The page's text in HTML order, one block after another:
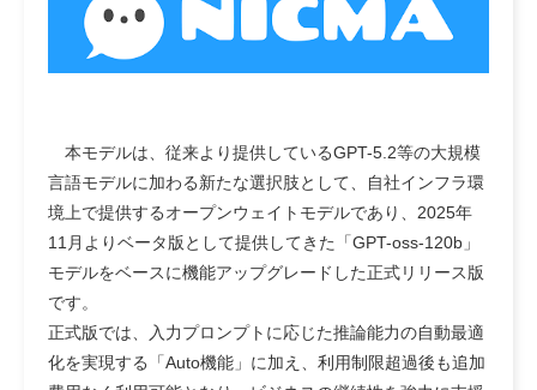
本モデルは、従来より提供しているGPT-5.2等の大規模
言語モデルに加わる新たな選択肢として、自社インフラ環
境上で提供するオープンウェイトモデルであり、2025年
11月よりベータ版として提供してきた「GPT-oss-120b」
モデルをベースに機能アップグレードした正式リリース版
です。
正式版では、入力プロンプトに応じた推論能力の自動最適
化を実現する「Auto機能」に加え、利用制限超過後も追加